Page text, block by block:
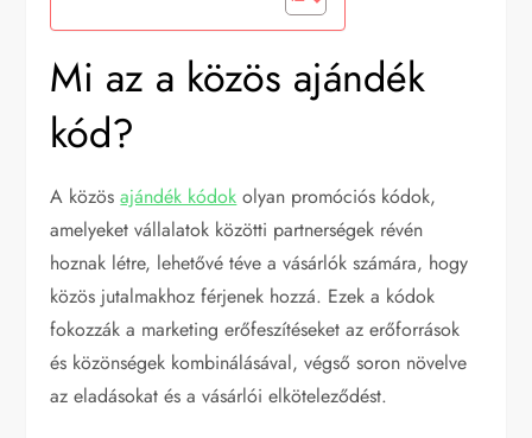
Mi az a közös ajándék
kód?
A közösajándék kódok olyan promóciós kódok,
amelyeket vállalatok közötti partnerségek révén
hoznak létre, lehetővé téve a vásárlók számára, hogy
közös jutalmakhoz férjenek hozzá. Ezek a kódok
fokozzák a marketing erőfeszítéseket az erőforrások
és közönségek kombinálásával, végső soron növelve
az eladásokat és a vásárlói elköteleződést.